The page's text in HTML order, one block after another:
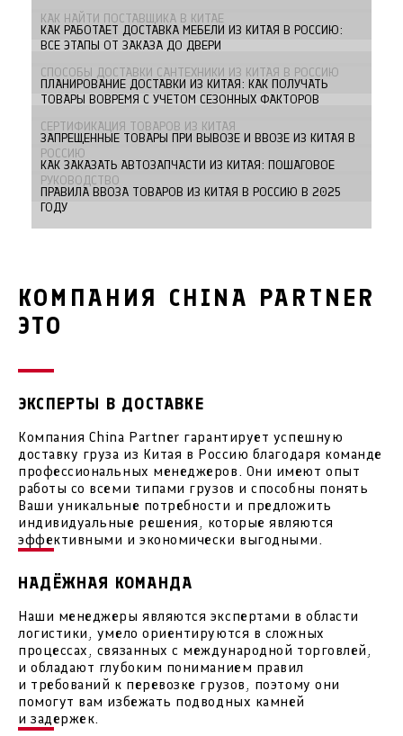
КАК НАЙТИ ПОСТАВЩИКА В КИТАЕ
КАК РАБОТАЕТ ДОСТАВКА МЕБЕЛИ ИЗ КИТАЯ В РОССИЮ:
ВСЕ ЭТАПЫ ОТ ЗАКАЗА ДО ДВЕРИ
СПОСОБЫ ДОСТАВКИ САНТЕХНИКИ ИЗ КИТАЯ В РОССИЮ
ПЛАНИРОВАНИЕ ДОСТАВКИ ИЗ КИТАЯ: КАК ПОЛУЧАТЬ
ТОВАРЫ ВОВРЕМЯ С УЧЕТОМ СЕЗОННЫХ ФАКТОРОВ
СЕРТИФИКАЦИЯ ТОВАРОВ ИЗ КИТАЯ
ЗАПРЕЩЕННЫЕ ТОВАРЫ ПРИ ВЫВОЗЕ И ВВОЗЕ ИЗ КИТАЯ В
РОССИЮ
КАК ЗАКАЗАТЬ АВТОЗАПЧАСТИ ИЗ КИТАЯ: ПОШАГОВОЕ
РУКОВОДСТВО
ПРАВИЛА ВВОЗА ТОВАРОВ ИЗ КИТАЯ В РОССИЮ В 2025
ГОДУ
КОМПАНИЯ CHINA PARTNER
ЭТО
ЭКСПЕРТЫ В ДОСТАВКЕ
Компания China Partner гарантирует успешную
доставку груза из Китая в Россию благодаря команде
профессиональных менеджеров. Они имеют опыт
работы со всеми типами грузов и способны понять
Ваши уникальные потребности и предложить
индивидуальные решения, которые являются
эффективными и экономически выгодными.
НАДЁЖНАЯ КОМАНДА
Наши менеджеры являются экспертами в области
логистики, умело ориентируются в сложных
процессах, связанных с международной торговлей,
и обладают глубоким пониманием правил
и требований к перевозке грузов, поэтому они
помогут вам избежать подводных камней
и задержек.